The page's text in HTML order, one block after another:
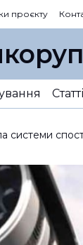
проєкту
Статті
системи